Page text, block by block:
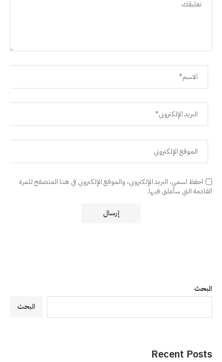
احفظ اسمي، البريد الإلكتروني، والموقع الإلكتروني في هذا المتصفح للمرة
القادمة التي سأعلق فيها.
البحث
البحث
Recent Posts